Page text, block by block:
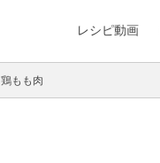
レシピ動画
鶏もも肉